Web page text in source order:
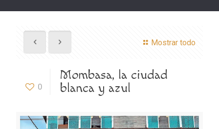
Mostrar todo
0
Mombasa, la ciudad
blanca y azul